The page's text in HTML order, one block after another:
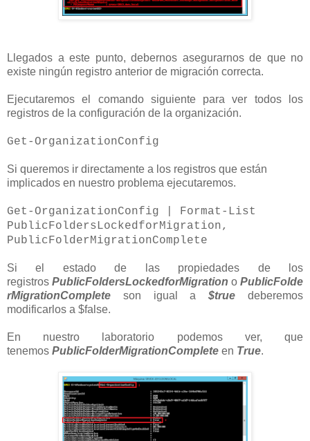
Llegados a este punto, debernos asegurarnos de que no
existe ningún registro anterior de migración correcta.
Ejecutaremos el comando siguiente para ver todos los
registros de la configuración de la organización.
Get-OrganizationConfig
Si queremos ir directamente a los registros que están
implicados en nuestro problema ejecutaremos.
Get-OrganizationConfig | Format-List
PublicFoldersLockedforMigration,
PublicFolderMigrationComplete
Si el estado de las propiedades de los
registros PublicFoldersLockedforMigration o PublicFolde
rMigrationComplete son igual a$true deberemos
modificarlos a $false.
En nuestro laboratorio podemos ver, que
tenemos PublicFolderMigrationComplete en True.